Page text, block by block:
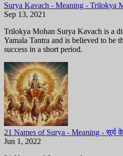
Surya Kavach - Meaning - Trilokya
Sep 13, 2021
Trilokya Mohan Surya Kavach is a
Yamala Tantra and is believed to be
success in a short period.
21 Names of Surya - Meaning - सूर्य
Jun 1, 2022